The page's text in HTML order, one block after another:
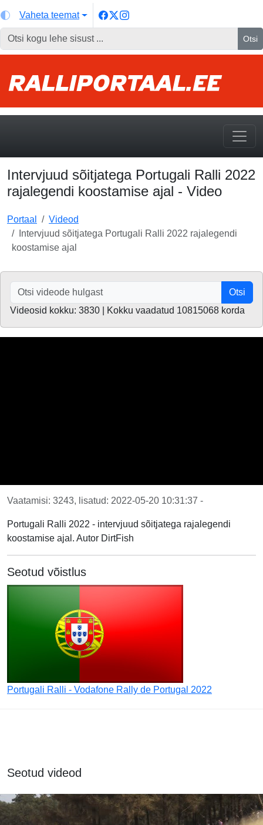
Vaheta teemat
Otsi
Intervjuud sõitjatega Portugali Ralli 2022
rajalegendi koostamise ajal - Video
Portaal
Videod
Intervjuud sõitjatega Portugali Ralli 2022 rajalegendi
koostamise ajal
Otsi
Videosid kokku: 3830 | Kokku vaadatud 10815068 korda
Vaatamisi: 3243, lisatud: 2022-05-20 10:31:37 -
Portugali Ralli 2022 - intervjuud sõitjatega rajalegendi
koostamise ajal. Autor DirtFish
Seotud võistlus
Portugali Ralli - Vodafone Rally de Portugal 2022
Seotud videod